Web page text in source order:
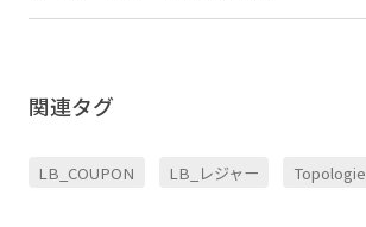
関連タグ
LB_COUPON LB_レジャー Topologie